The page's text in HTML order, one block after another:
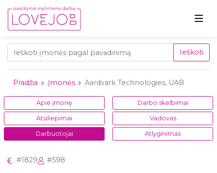
Ieškoti
Pradžia Įmonės Aardvark Technologies, UAB
Apie įmonę Darbo skelbimai
Atsiliepimai Vadovas
Darbuotojai Atlyginimas
#1829 #598